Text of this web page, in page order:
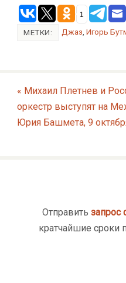
1
МЕТКИ: Джаз Игорь
« Михаил Плетнев и
оркестр выступят на
Юрия Башмета, 9
Отправить запрос
кратчайшие сроки